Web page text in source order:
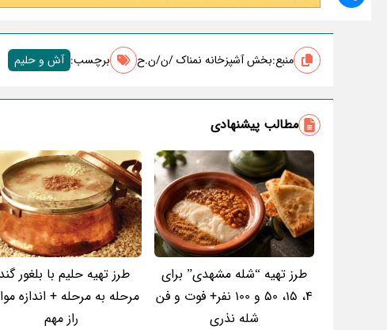
منبع:بخش آشپزخانه نمناک /ن/ن.ح برچسب‌: آش و حلیم
مطالب پیشنهادی
طرز تهیه “شله مشهدی” برای
4، 15، 50 و 100 نفر+ فوت و فن
شله نذری
طرز تهیه حلیم با بلغور
مرحله به مرحله + اندازه
راز مهم